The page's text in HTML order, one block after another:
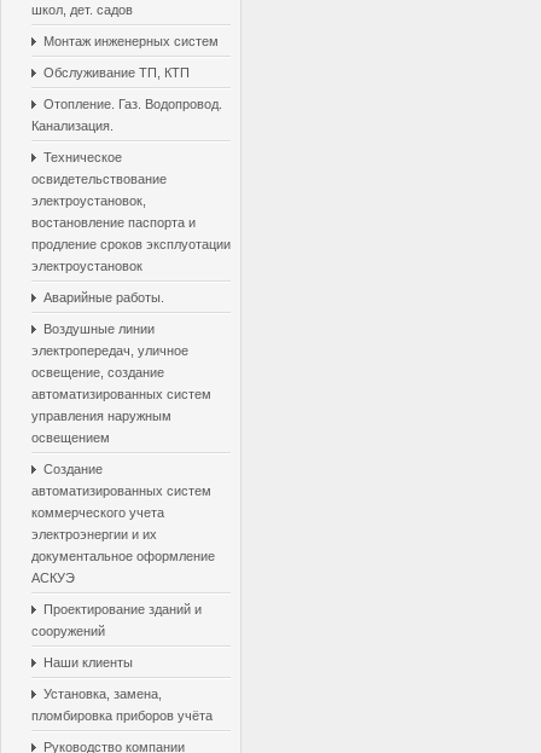
школ, дет. садов
Монтаж инженерных систем
Обслуживание ТП, КТП
Отопление. Газ. Водопровод.
Канализация.
Техническое
освидетельствование
электроустановок,
востановление паспорта и
продление сроков эксплуотации
электроустановок
Аварийные работы.
Воздушные линии
электропередач, уличное
освещение, создание
автоматизированных систем
управления наружным
освещением
Создание
автоматизированных систем
коммерческого учета
электроэнергии и их
документальное оформление
АСКУЭ
Проектирование зданий и
сооружений
Наши клиенты
Установка, замена,
пломбировка приборов учёта
Руководство компании